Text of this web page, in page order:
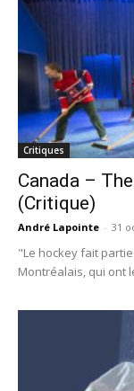
Critiques
Canada –
(Critique)
André Lapointe - 31
"Le hockey fait
Montréalais, qui ont